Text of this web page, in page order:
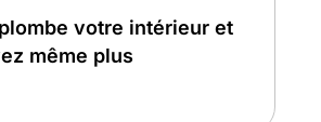
votre intérieur et
même plus